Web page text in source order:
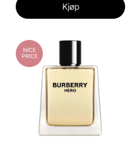
Kjøp
NICE
PRICE